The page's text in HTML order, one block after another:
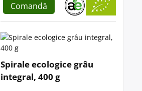
Comandă
Spirale ecologice grâu
integral, 400 g